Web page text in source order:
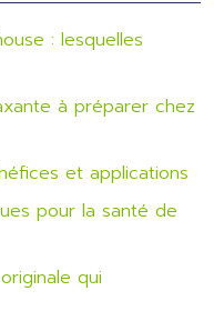
: lesquelles
à préparer chez
et applications
pour la santé de
qui